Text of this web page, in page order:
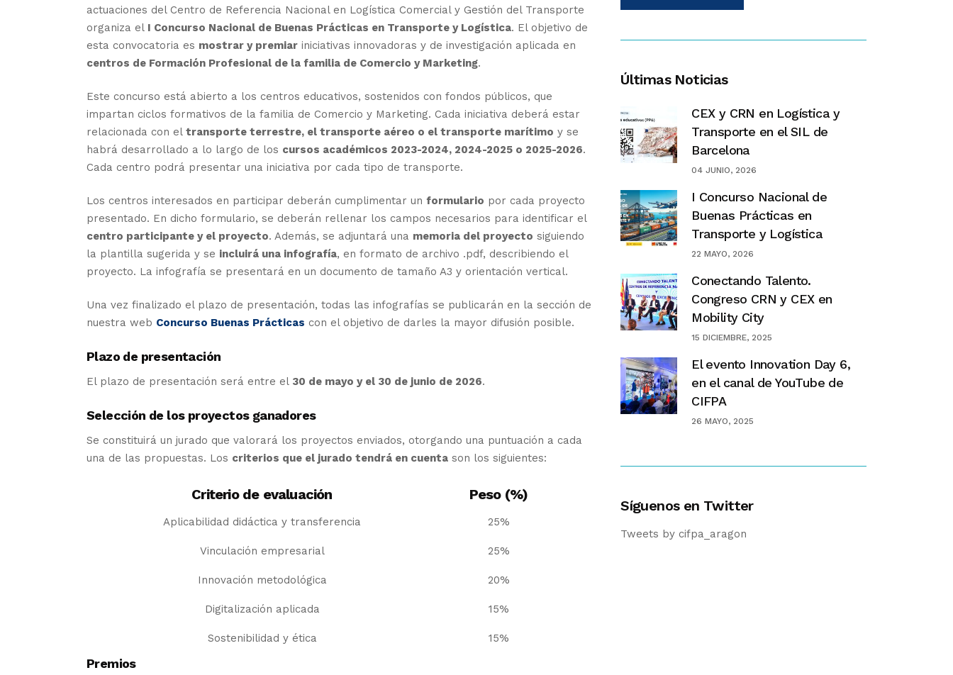
actuaciones del Centro de Referencia Nacional en Logística Comercial y Gestión del Transporte
organiza el I Concurso Nacional de Buenas Prácticas en Transporte y Logística. El objetivo de
esta convocatoria es mostrar y premiar iniciativas innovadoras y de investigación aplicada en
centros de Formación Profesional de la familia de Comercio y Marketing.
Este concurso está abierto a los centros educativos, sostenidos con fondos públicos, que
impartan ciclos formativos de la familia de Comercio y Marketing. Cada iniciativa deberá estar
relacionada con el transporte terrestre, el transporte aéreo o el transporte marítimo y se
habrá desarrollado a lo largo de los cursos académicos 2023-2024, 2024-2025 o 2025-2026.
Cada centro podrá presentar una iniciativa por cada tipo de transporte.
Los centros interesados en participar deberán cumplimentar un formulario por cada proyecto
presentado. En dicho formulario, se deberán rellenar los campos necesarios para identificar el
centro participante y el proyecto. Además, se adjuntará una memoria del proyecto siguiendo
la plantilla sugerida y se incluirá una infografía, en formato de archivo .pdf, describiendo el
proyecto. La infografía se presentará en un documento de tamaño A3 y orientación vertical.
Una vez finalizado el plazo de presentación, todas las infografías se publicarán en la sección de
nuestra web Concurso Buenas Prácticas con el objetivo de darles la mayor difusión posible.
Plazo de presentación
El plazo de presentación será entre el 30 de mayo y el 30 de junio de 2026.
Selección de los proyectos ganadores
Se constituirá un jurado que valorará los proyectos enviados, otorgando una puntuación a cada
una de las propuestas. Los criterios que el jurado tendrá en cuenta son los siguientes:
Criterio de evaluación Peso (%)
Aplicabilidad didáctica y transferencia 25%
Vinculación empresarial 25%
Innovación metodológica 20%
Digitalización aplicada 15%
Sostenibilidad y ética 15%
Premios
Últimas Noticias
CEX y CRN en Logística y
Transporte en el SIL de
Barcelona
04 JUNIO, 2026
I Concurso Nacional de
Buenas Prácticas en
Transporte y Logística
22 MAYO, 2026
Conectando Talento.
Congreso CRN y CEX en
Mobility City
15 DICIEMBRE, 2025
El evento Innovation Day 6,
en el canal de YouTube de
CIFPA
26 MAYO, 2025
Síguenos en Twitter
Tweets by cifpa_aragon